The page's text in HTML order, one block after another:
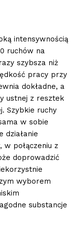
intensywnością
ruchów na
szybsza niż
pracy przy
dokładne, a
ustnej z resztek
Szybkie ruchy
w sobie
działanie
połączeniu z
doprowadzić
wyborem
substancje